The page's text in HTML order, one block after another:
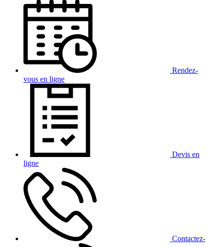
Rendez-
vous en ligne
Devis en
ligne
Contactez-